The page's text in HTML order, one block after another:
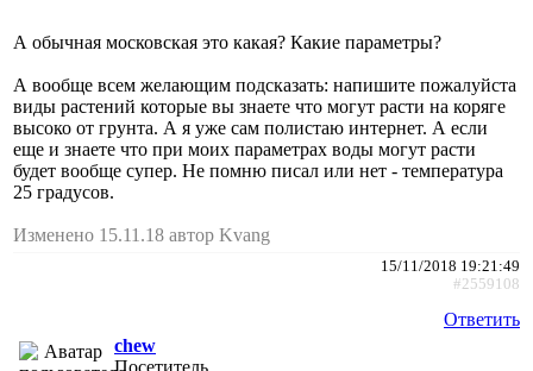
А обычная московская это какая? Какие параметры?
А вообще всем желающим подсказать: напишите пожалуйста
виды растений которые вы знаете что могут расти на коряге
высоко от грунта. А я уже сам полистаю интернет. А если
еще и знаете что при моих параметрах воды могут расти
будет вообще супер. Не помню писал или нет - температура
25 градусов.
Изменено 15.11.18 автор Kvang
15/11/2018 19:21:49
#2559108
Ответить
chew
Посетитель